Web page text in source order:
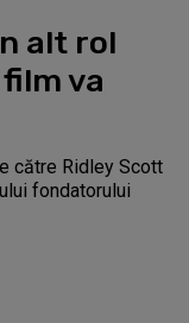
alt rol
va
către Ridley Scott
fondatorului